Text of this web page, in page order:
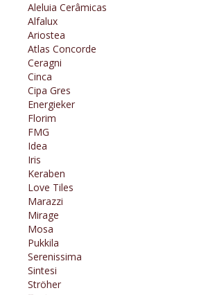
Aleluia Cerâmicas
Alfalux
Ariostea
Atlas Concorde
Ceragni
Cinca
Cipa Gres
Energieker
Florim
FMG
Idea
Iris
Keraben
Love Tiles
Marazzi
Mirage
Mosa
Pukkila
Serenissima
Sintesi
Ströher